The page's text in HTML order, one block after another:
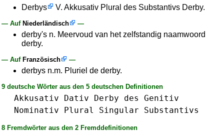
Derbys
V. Akkusativ Plural des Substantivs Derby.
— Auf Niederländisch —
derby's n. Meervoud van het zelfstandig naamwoord
derby.
— Auf Französisch —
derbys n.m. Pluriel de derby.
9 deutsche Wörter aus den 5 deutschen Definitionen
Akkusativ Dativ Derby des
Genitiv
Nominativ
Plural Singular Substantivs
8 Fremdwörter aus den 2 Fremddefinitionen